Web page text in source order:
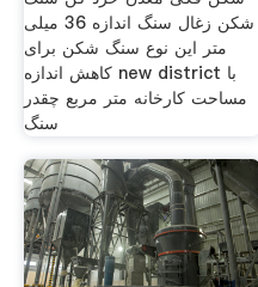
شکن زغال سنگ اندازه 36 میلی
متر این نوع سنگ شکن برای
کاهش اندازه new district با
مساحت کارخانه متر مربع چقدر
سنگ